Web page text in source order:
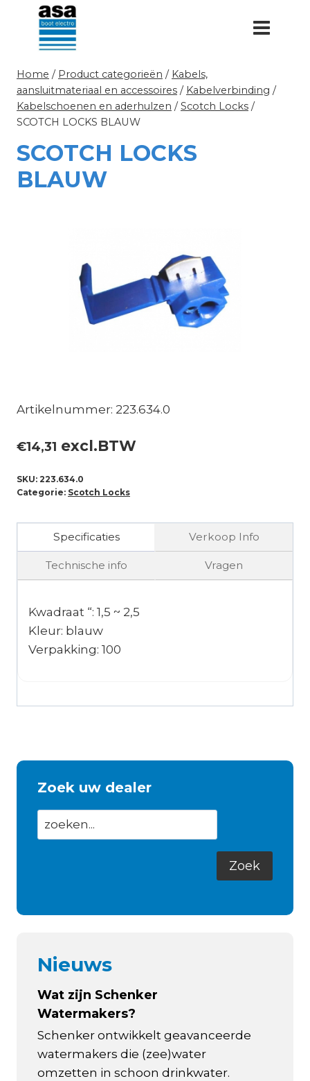
Doorgaan
inhoud
Home / Product categorieën / Kabels,
aansluitmateriaal en accessoires / Kabelverbinding /
Kabelschoenen en aderhulzen / Scotch Locks /
SCOTCH LOCKS BLAUW
SCOTCH LOCKS
BLAUW
Artikelnummer: 223.634.0
€14,31 excl.BTW
SKU: 223.634.0
Categorie: Scotch Locks
Specificaties Verkoop Info
Technische info Vragen
Kwadraat “: 1,5 ~ 2,5
Kleur: blauw
Verpakking: 100
Zoek uw dealer
Nieuws
Wat zijn Schenker
Watermakers?
Schenker ontwikkelt geavanceerde
watermakers die (zee)water
omzetten in schoon drinkwater.